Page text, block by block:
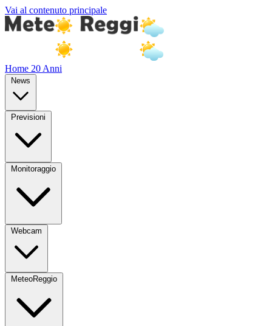
Vai al contenuto principale
Home 20 Anni
News
Previsioni
Monitoraggio
Webcam
MeteoReggio